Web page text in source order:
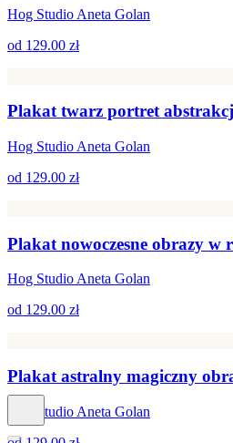
Hog Studio Aneta Golan
od 129.00 zł
Plakat twarz portret
Hog Studio Aneta Golan
od 129.00 zł
Plakat nowoczesne obrazy w
Hog Studio Aneta Golan
od 129.00 zł
Plakat astralny magiczny
Hog Studio Aneta Golan